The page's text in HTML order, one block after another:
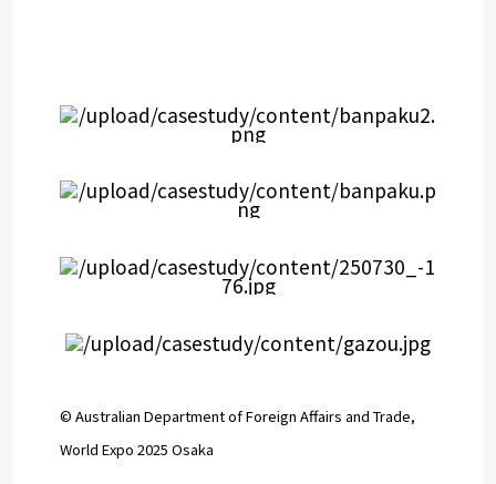
© Australian Department of Foreign Affairs and Trade,
World Expo 2025 Osaka